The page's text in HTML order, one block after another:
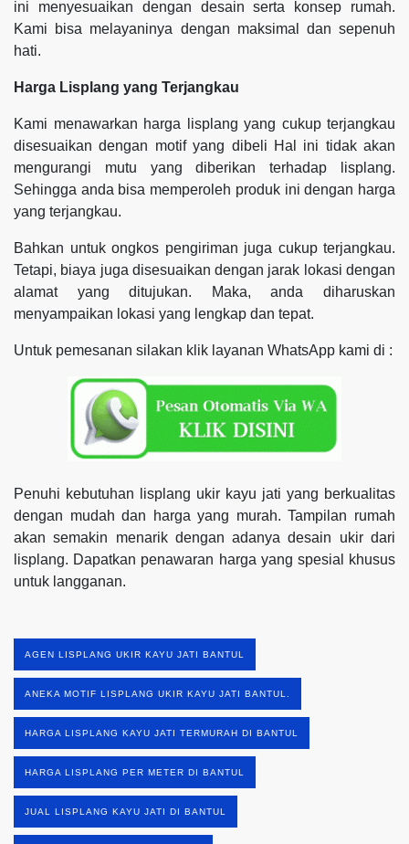
ini menyesuaikan dengan desain serta konsep rumah.
Kami bisa melayaninya dengan maksimal dan sepenuh
hati.
Harga Lisplang yang Terjangkau
Kami menawarkan harga lisplang yang cukup terjangkau
disesuaikan dengan motif yang dibeli Hal ini tidak akan
mengurangi mutu yang diberikan terhadap lisplang.
Sehingga anda bisa memperoleh produk ini dengan harga
yang terjangkau.
Bahkan untuk ongkos pengiriman juga cukup terjangkau.
Tetapi, biaya juga disesuaikan dengan jarak lokasi dengan
alamat yang ditujukan. Maka, anda diharuskan
menyampaikan lokasi yang lengkap dan tepat.
Untuk pemesanan silakan klik layanan WhatsApp kami di :
Penuhi kebutuhan lisplang ukir kayu jati yang berkualitas
dengan mudah dan harga yang murah. Tampilan rumah
akan semakin menarik dengan adanya desain ukir dari
lisplang. Dapatkan penawaran harga yang spesial khusus
untuk langganan.
AGEN LISPLANG UKIR KAYU JATI BANTUL
ANEKA MOTIF LISPLANG UKIR KAYU JATI BANTUL.
HARGA LISPLANG KAYU JATI TERMURAH DI BANTUL
HARGA LISPLANG PER METER DI BANTUL
JUAL LISPLANG KAYU JATI DI BANTUL